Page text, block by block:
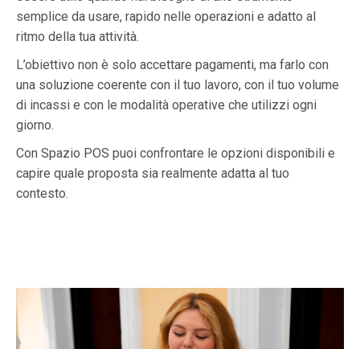
semplice da usare, rapido nelle operazioni e adatto al
ritmo della tua attività.
L’obiettivo non è solo accettare pagamenti, ma farlo con
una soluzione coerente con il tuo lavoro, con il tuo volume
di incassi e con le modalità operative che utilizzi ogni
giorno.
Con Spazio POS puoi confrontare le opzioni disponibili e
capire quale proposta sia realmente adatta al tuo
contesto.